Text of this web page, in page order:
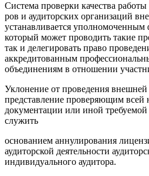
Система проверки качества
ров и аудиторских организаций
уста­навливается
который может проводить такие
так и деле­гировать право
аккредитованным
объединениям в отношении
Уклонение от проведения
представление проверяющим всей
документации или иной
служить
основанием аннулирования
аудитор­ской деятельности
индивидуаль­ного аудитора.